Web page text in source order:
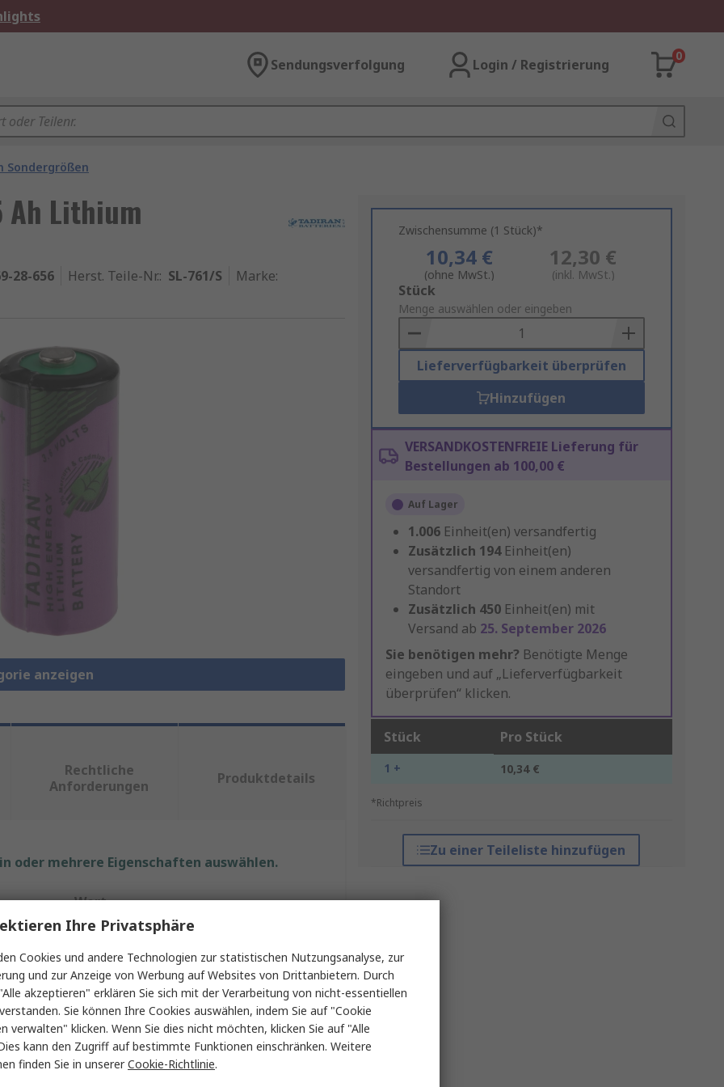
Sendungsverfolgung Login / Registrierung
0
Sondergrößen
Ah Lithium
28-656 Herst. Teile-Nr.: SL-761/S Marke:
anzeigen
Zwischensumme (1 Stück)*
10,34 €
(ohne MwSt.)
12,30 €
(inkl. MwSt.)
Add
to
Basket
Stück
Menge auswählen oder eingeben
Lieferverfügbarkeit überprüfen
Hinzufügen
VERSANDKOSTENFREIE Lieferung für
Bestellungen ab 100,00 €
Auf Lager
1.006 Einheit(en) versandfertig
Zusätzlich 194 Einheit(en)
versandfertig von einem anderen
Standort
Zusätzlich 450 Einheit(en) mit
Versand ab 25. September 2026
Sie benötigen mehr? Benötigte Menge
eingeben und auf „Lieferverfügbarkeit
überprüfen“ klicken.
Stück Pro Stück
1 + 10,34 €
*Richtpreis
Zu einer Teileliste hinzufügen
Rechtliche
Anforderungen
Produktdetails
oder mehrere Eigenschaften auswählen.
Wert
Batterie
SL-761
3.6V
Lithium Thionylchlorid
Ihre Privatsphäre
Cookies und andere Technologien zur statistischen Nutzungsanalyse, zur
und zur Anzeige von Werbung auf Websites von Drittanbietern. Durch
akzeptieren" erklären Sie sich mit der Verarbeitung von nicht-essentiellen
Sie können Ihre Cookies auswählen, indem Sie auf "Cookie
verwalten" klicken. Wenn Sie dies nicht möchten, klicken Sie auf "Alle
kann den Zugriff auf bestimmte Funktionen einschränken. Weitere
finden Sie in unsererCookie-Richtlinie.